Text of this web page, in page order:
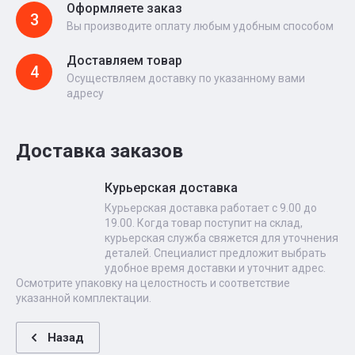
3
Оформляете заказ
Вы производите оплату любым удобным способом
4
Доставляем товар
Осуществляем доставку по указанному вами
адресу
Доставка заказов
Курьерская доставка
Курьерская доставка работает с 9.00 до
19.00. Когда товар поступит на склад,
курьерская служба свяжется для уточнения
деталей. Специалист предложит выбрать
удобное время доставки и уточнит адрес.
Осмотрите упаковку на целостность и соответствие
указанной комплектации.
Назад